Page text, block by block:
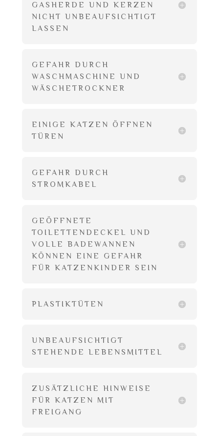
ASHERDE UND KERZEN N
ICHT UNBEAUFSICHTIGT L
ASSEN
GEFAHR DURCH
WASCHMASCHINE UND
WÄSCHETROCKNER
EINIGE KATZEN ÖFFNEN
TÜREN
GEFAHR DURCH
STROMKABEL
GEÖFFNETE
TOILETTENDECKEL UND
VOLLE BADEWANNEN
KÖNNEN EINE GEFAHR
FÜR KATZENKINDER SEIN
PLASTIKTÜTEN
UNBEAUFSICHTIGT
STEHENDE LEBENSMITTEL
ZUSÄTZLICHE HINWEISE
FÜR KATZEN MIT
FREIGANG